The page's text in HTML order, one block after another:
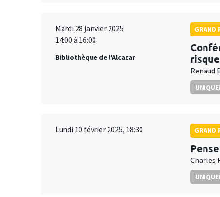
Mardi 28 janvier 2025
14:00 à 16:00
Bibliothèque de l'Alcazar
GRAND
Renaud
Lundi 10 février 2025, 18:30 GRAND
Charles